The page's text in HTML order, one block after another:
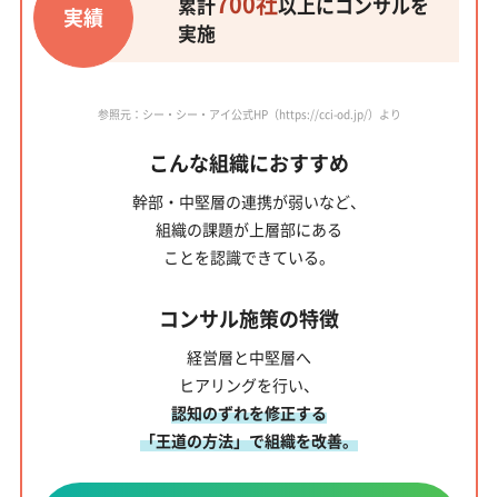
実績
実施
参照元：シー・シー・アイ公式HP（https://cci-od.jp/）より
こんな組織におすすめ
幹部・中堅層の連携が弱いなど、
組織の課題が上層部にある
ことを認識できている。
コンサル施策の特徴
経営層と中堅層へ
ヒアリングを行い、
認知のずれを修正する
「王道の方法」で組織を改善。